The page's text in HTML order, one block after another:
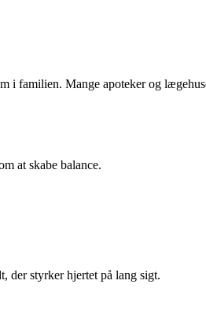
i familien. Mange apoteker og
at skabe balance.
der styrker hjertet på lang sigt.